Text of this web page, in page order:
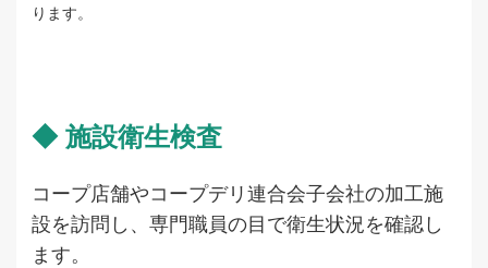
ります。
◆ 施設衛生検査
コープ店舗やコープデリ連合会子会社の加工施
設を訪問し、専門職員の目で衛生状況を確認し
ます。